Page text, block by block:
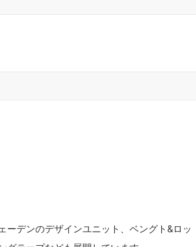
ーデンのデザインユニット、ベングト&ロッ